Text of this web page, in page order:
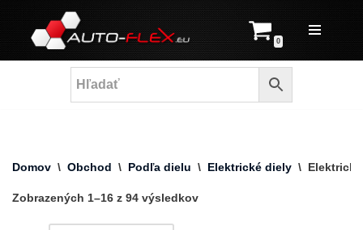
Prejsť
na
0
Domov \ Obchod \ Podľa dielu \ Elektrické diely \
Zobrazených 1–16 z 94 výsledkov